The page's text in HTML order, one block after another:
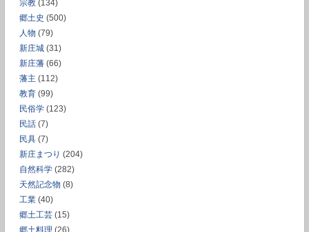
宗教 (134)
郷土史 (500)
人物 (79)
新庄城 (31)
新庄藩 (66)
藩主 (112)
教育 (99)
民俗学 (123)
民話 (7)
民具 (7)
新庄まつり (204)
自然科学 (282)
天然記念物 (8)
工業 (40)
郷土工芸 (15)
郷土料理 (26)